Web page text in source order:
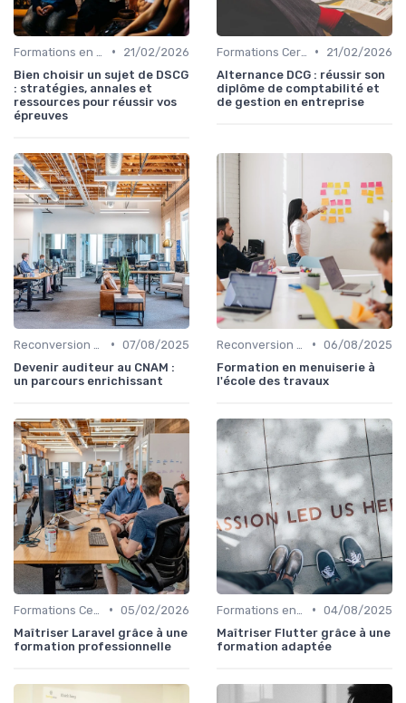
•
21/02/2026
Bien choisir un sujet de DSCG
: stratégies, annales et
ressources pour réussir vos
épreuves
•
21/02/2026
Alternance DCG : réussir son
diplôme de comptabilité et
de gestion en entreprise
• 07/08/2025
Devenir auditeur au CNAM :
un parcours enrichissant
• 06/08/2025
Formation en menuiserie à
l'école des travaux
• 05/02/2026
Maîtriser Laravel grâce à une
formation professionnelle
• 04/08/2025
Maîtriser Flutter grâce à une
formation adaptée